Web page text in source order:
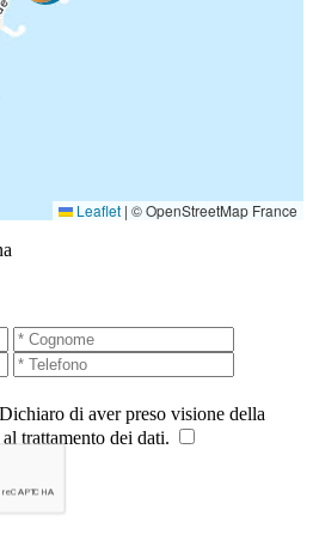
Leaflet | © OpenStreetMap France
Dichiaro di aver preso visione della
trattamento dei dati.